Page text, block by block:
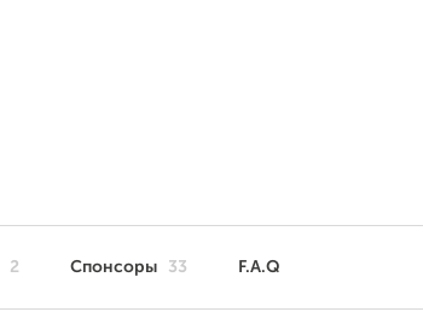
2 Спонсоры 33 F.A.Q